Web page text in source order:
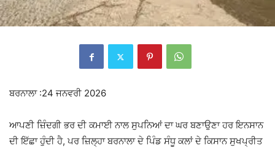
ਬਰਨਾਲਾ :24 ਜਨਵਰੀ 2026
ਆਪਣੀ ਜ਼ਿੰਦਗੀ ਭਰ ਦੀ ਕਮਾਈ ਨਾਲ ਸੁਪਨਿਆਂ ਦਾ ਘਰ ਬਣਾਉਣਾ ਹਰ ਇਨਸਾਨ
ਦੀ ਇੱਛਾ ਹੁੰਦੀ ਹੈ, ਪਰ ਜ਼ਿਲ੍ਹਾ ਬਰਨਾਲਾ ਦੇ ਪਿੰਡ ਸੰਧੂ ਕਲਾਂ ਦੇ ਕਿਸਾਨ ਸੁਖਪ੍ਰੀਤ